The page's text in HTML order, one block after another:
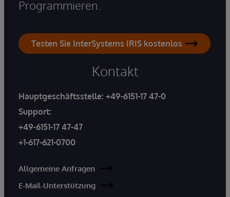
Programmieren.
Testen Sie InterSystems IRIS kostenlos
Kontakt
Hauptgeschäftsstelle: +49-6151-17 47-0
Support:
+49-6151-17 47-47
+1-617-621-0700
Allgemeine Anfragen
E-Mail-Unterstützung